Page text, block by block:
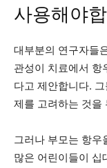
사용해야
대부분의 연구자들
관성이 치료에서 항
다고 제안합니다.
제를 고려하는 것을
그러나 부모는 항우
많은 어린이들이 십